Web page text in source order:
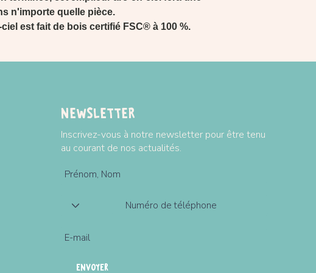
n'importe quelle pièce.
est fait de bois certifié FSC® à 100 %.
Newsletter
Inscrivez-vous à notre newsletter pour être tenu
au courant de nos actualités.
ENVOYER